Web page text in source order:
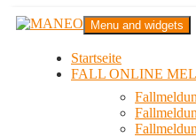
Zum
InhaltMANEO
Das schwule Anti-Gewalt-
Menu and widgets
Startseite
FALL ONLINE